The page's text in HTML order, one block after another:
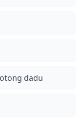
dadu